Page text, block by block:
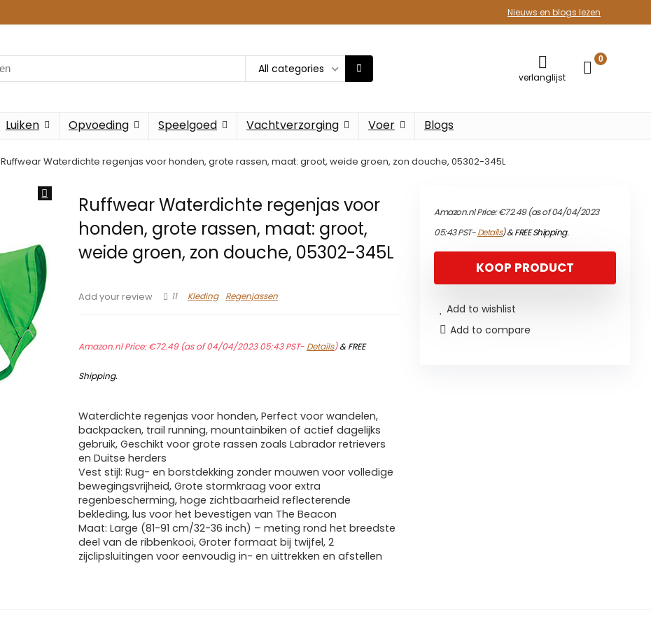
Nieuws en blogs lezen
All categories
verlanglijst
0
Luiken Opvoeding Speelgoed Vachtverzorging Voer Blogs
Ruffwear Waterdichte regenjas voor honden, grote rassen, maat: groot, weide groen, zon douche, 05302-345L
Ruffwear Waterdichte regenjas voor
honden, grote rassen, maat: groot,
weide groen, zon douche, 05302-345L
Add your review 11 Kleding Regenjassen
Amazon.nl Price:€72.49(as of 04/04/2023 05:43 PST- Details)&FREE
Shipping.
Waterdichte regenjas voor honden, Perfect voor wandelen,
backpacken, trail running, mountainbiken of actief dagelijks
gebruik, Geschikt voor grote rassen zoals Labrador retrievers
en Duitse herders
Vest stijl: Rug- en borstdekking zonder mouwen voor volledige
bewegingsvrijheid, Grote stormkraag voor extra
regenbescherming, hoge zichtbaarheid reflecterende
bekleding, lus voor het bevestigen van The Beacon
Maat: Large (81-91 cm/32-36 inch) – meting rond het breedste
deel van de ribbenkooi, Groter formaat bij twijfel, 2
zijclipsluitingen voor eenvoudig in- en uittrekken en afstellen
Amazon.nl Price:€72.49(as of 04/04/2023
05:43 PST-Details)&FREE Shipping.
KOOP PRODUCT
Add to wishlist
Add to compare